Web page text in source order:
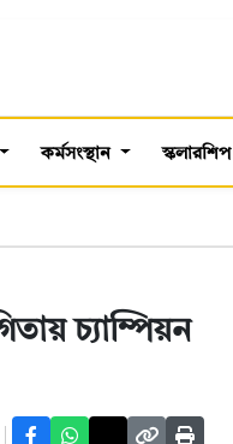
কর্মসংস্থান স্কলারশিপ
চ্যাম্পিয়ন